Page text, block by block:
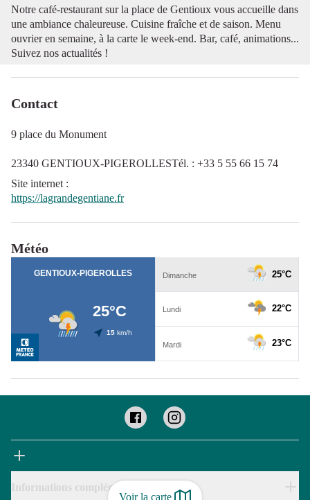
Voir la carte
Notre café-restaurant sur la place de Gentioux vous accueille dans
une ambiance chaleureuse. Cuisine fraîche et de saison. Menu
ouvrier en semaine, à la carte le week-end. Bar, café, animations...
Suivez nos actualités !
Contact
9 place du Monument
23340 GENTIOUX-PIGEROLLESTél. : +33 5 55 66 15 74
Site internet :
https://lagrandegentiane.fr
Météo
Informations complémentaires